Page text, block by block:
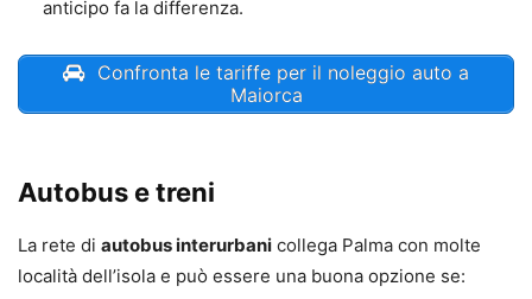
anticipo fa la differenza.
Confronta le tariffe per il noleggio auto a
Maiorca
Autobus e treni
La rete di autobus interurbani collega Palma con molte
località dell’isola e può essere una buona opzione se: